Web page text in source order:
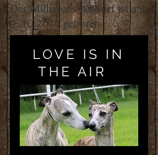
Der Millriver's A-Wurf ist am
9. 10.2016geboren.
LOVE IS IN
THE AIR